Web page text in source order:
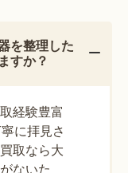
を整理した
すか？
経験豊富
に拝見さ
取なら大
ないた